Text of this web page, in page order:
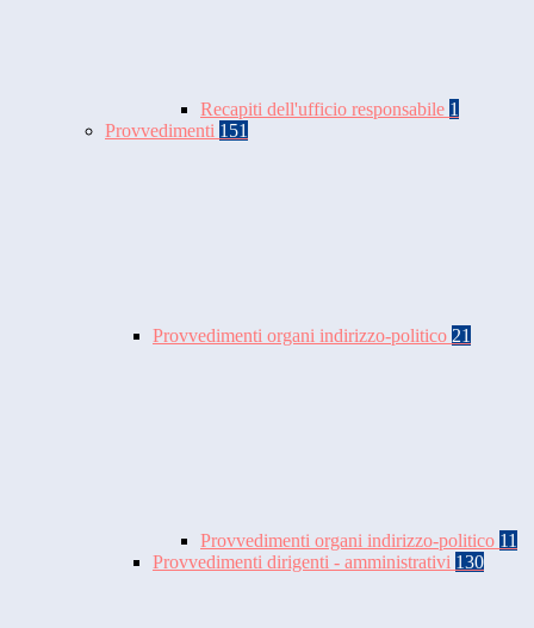
Recapiti dell'ufficio responsabile 1
Provvedimenti 151
Provvedimenti organi indirizzo-politico 21
Provvedimenti organi indirizzo-politico 11
Provvedimenti dirigenti - amministrativi 130